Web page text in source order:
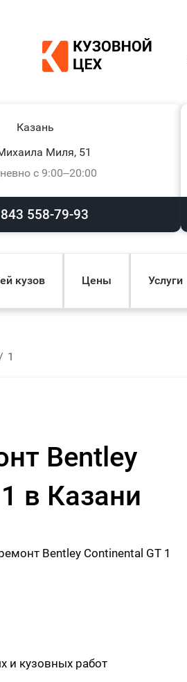
Казань
Миля, 51
с 9:00–20:00
558-79-93
кузов Цены Услуги
1
Bentley
в Казани
Bentley Continental GT 1
и кузовных работ